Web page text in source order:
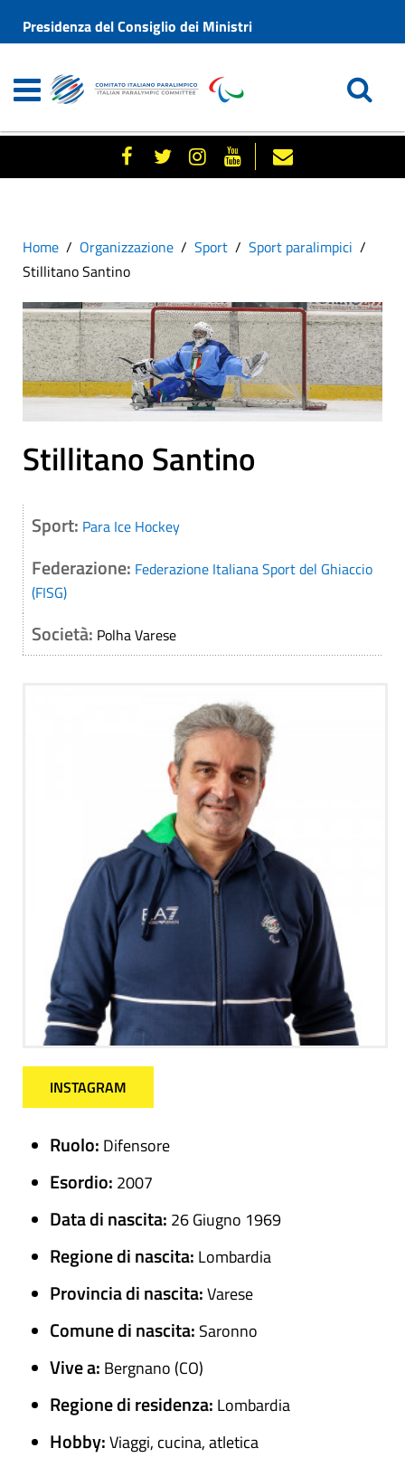
Presidenza del Consiglio dei Ministri
Home Organizzazione Sport
Sport paralimpici
Stillitano Santino
Stillitano Santino
Sport: Para Ice Hockey
Federazione: Federazione Italiana Sport del Ghiaccio
(FISG)
Società: Polha Varese
INSTAGRAM
Ruolo: Difensore
Esordio: 2007
Data di nascita: 26 Giugno 1969
Regione di nascita: Lombardia
Provincia di nascita:Varese
Comune di nascita: Saronno
Vive a: Bergnano (CO)
Regione di residenza: Lombardia
Hobby:Viaggi, cucina, atletica